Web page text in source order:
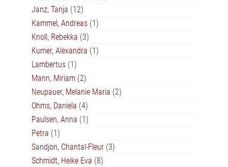
Janz, Tanja (12)
Kammel, Andreas (1)
Knoll, Rebekka (3)
Kumer, Alexandra (1)
Lambertus (1)
Mann, Miriam (2)
Neupauer, Melanie Maria (2)
Ohms, Daniela (4)
Paulsen, Anna (1)
Petra (1)
Sandjon, Chantal-Fleur (3)
Schmidt, Heike Eva (8)